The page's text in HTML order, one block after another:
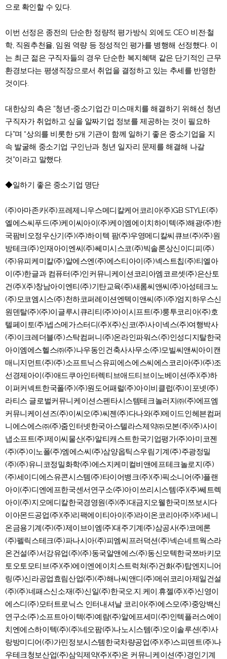
으로 확인할 수 있다.
이번 선정은 종전의 단순한 정량적 평가방식 외에도 CEO 비전·철
학, 직원추천율, 임원 역량 등 정성적인 평가를 병행해 선정했다. 이
는 최근 젊은 구직자들의 경우 단순한 복지혜택 같은 단기적인 근무
환경보다는 평생직장으로서 취업을 결정하고 있는 추세를 반영한
것이다.
대한상의 측은 “청년-중소기업간 미스매치를 해결하기 위해선 청년
구직자가 취업하고 싶을 알짜기업 정보를 제공하는 것이 필요하
다”며 “상의를 비롯한 5개 기관이 함께 일하기 좋은 중소기업을 지
속 발굴해 중소기업 구인난과 청년 일자리 문제를 해결해 나갈
것”이라고 말했다.
◆일하기 좋은 중소기업 명단
(주)아마존카(주)프레제니우스메디칼케어코리아(주)GB STYLE(주)
엘에스씨푸드(주)케이씨아이(주)케이엠에이치하이텍(주)해광(주)한
국팜비오정우산기(주)(주)하이텍 팜(주)우영메디칼씨큐브(주)(주)원
방테크(주)인재아이엔씨(주)쎄미시스코(주)빅솔론상신이디피(주)
(주)유피케미칼(주)알에스엔(주)에스티아이(주)넥스트칩(주)티엘아
이(주)한글과 컴퓨터(주)인커뮤니케이션코리아엠코르셋(주)은산토
건(주)(주)창남아이엔티(주)기탄교육(주)새롬씨앤씨(주)아성테크노
(주)모코엠시스(주)천하코퍼레이션엔텍이앤씨(주)(주)엄지하우스신
원덴탈(주)(주)이글루시큐리티(주)아이시프트(주)룽투코리아(주)호
텔페이토(주)넵스메가스터디(주)(주)신코(주)사이넥스(주)여행박사
(주)이크레더블(주)스탁컴퍼니(주)온라인파워스(주)인성디지탈한국
아이엠에스헬스㈜(주)나우동인건축사사무소(주)모빌씨앤씨아이캔
매니지먼트(주)(주)소프트닉스유피에스에스씨에스코리아(주)(주)조
선경제아이(주)애드쿠아인터렉티브애드티브이노베이션(주)(주)하
이퍼커넥트한국폴(주)(주)원도어패럴(주)아이비클럽(주)이포넷(주)
라티스 글로벌커뮤니케이션스펜타시스템테크놀러지㈜(주)에프엠
커뮤니케이션즈(주)이씨오(주)씨젠(주)다나와(주)메이드인헤븐컴퍼
니에스에스㈜(주)줌인터넷한국아스텔라스제약㈜모본(주)(주)사이
냅소프트(주)제이씨물산(주)알티캐스트한국기업평가(주)아미코젠
(주)(주)이노폴(주)엠에스씨(주)삼양옵틱스우림기계(주)주광정밀
(주)(주)유니코정밀화학(주)에스지케미컬비앤에프테크놀로지(주)
(주)세이디에스유콘시스템(주)타이어뱅크(주)(주)픽소니어(주)플랜
아이(주)디엔에프한국센서연구소(주)아이쓰리시스템(주)(주)쎄트렉
아이(주)지오메디칼한국경영원(주)(주)대금지오웰한국미쯔보시다
이아몬드공업(주)(주)리팩에이티아이(주)라이온코리아(주)(주)세니
온금용기계(주)(주)제이브이엠(주)대주기계(주)삼공사(주)코메론
(주)펠릭스테크(주)파나시아(주)피엠씨프러덕션(주)넥슨네트웍스라
온건설(주)서강유업(주)(주)동국알앤에스(주)동신모텍한국쯔바키모
토오토모티브(주)(주)에이엔에이치스트럭쳐(주)건화(주)탑엔지니어
링(주)신라공업효림산업(주)(주)해나씨앤디(주)메쉬코리아제일건설
(주)(주)네패스신소재(주)신일(주)한국오.지.케이.휴젤(주)(주)신영이
에스디(주)모터트로닉스 인터내셔날 코리아(주)에스모(주)중앙백신
연구소(주)소프트아이텍(주)예람(주)알에프세미(주)인텍플러스에이
치엔에스하이텍(주)(주)네오팜(주)나노시스템(주)오이솔루션(주)사
랑방미디어(주)가민정보시스템한국차량공업(주)(주)스피덴트(주)나
우테크청보산업(주)삼익제약(주)(주)온 커뮤니케이션(주)경인기계